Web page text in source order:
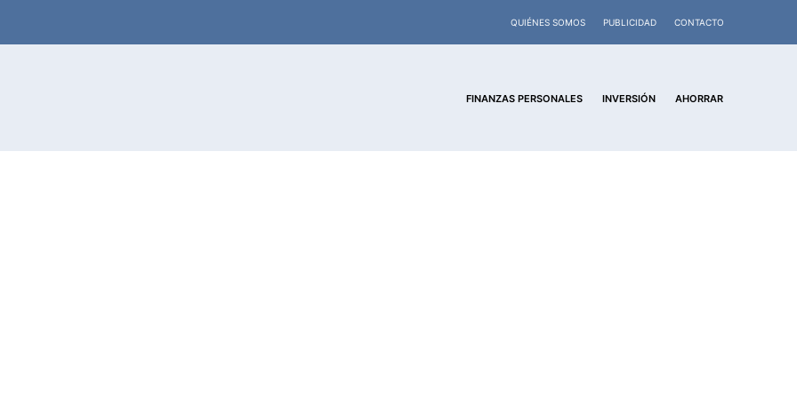
QUIÉNES SOMOS PUBLICIDAD CONTACTO
FINANZAS PERSONALES INVERSIÓN AHORRAR